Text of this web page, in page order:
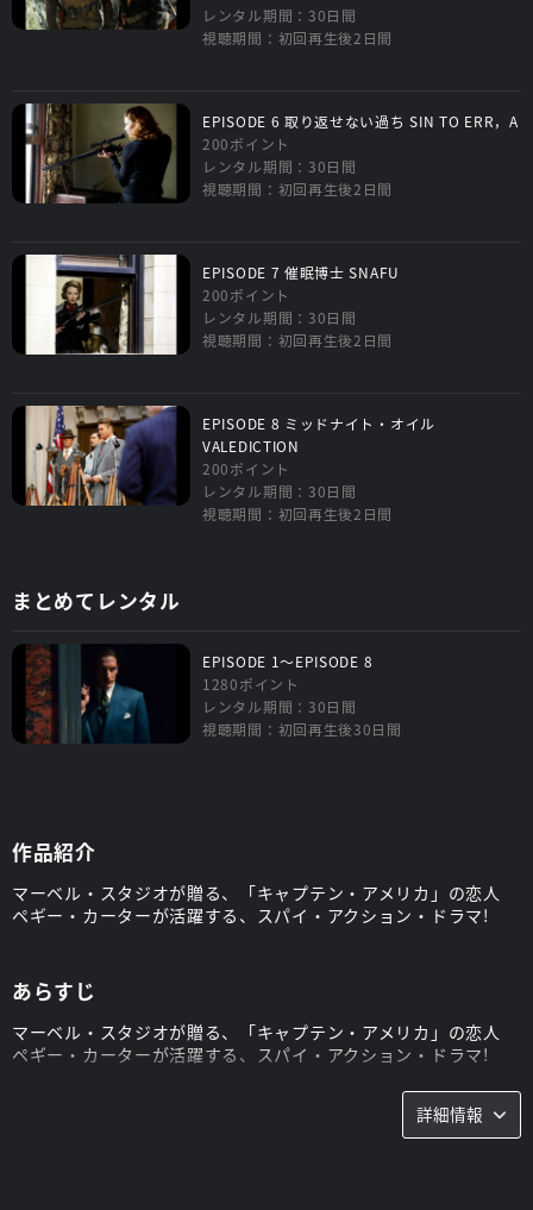
レンタル期間：30日間
視聴期間：初回再生後2日間
EPISODE 6 取り返せない過ち SIN TO ERR，A
200ポイント
レンタル期間：30日間
視聴期間：初回再生後2日間
EPISODE 7 催眠博士 SNAFU
200ポイント
レンタル期間：30日間
視聴期間：初回再生後2日間
EPISODE 8 ミッドナイト・オイル
VALEDICTION
200ポイント
レンタル期間：30日間
視聴期間：初回再生後2日間
まとめてレンタル
EPISODE 1～EPISODE 8
1280ポイント
レンタル期間：30日間
視聴期間：初回再生後30日間
作品紹介
マーベル・スタジオが贈る、「キャプテン・アメリカ」の恋人
ペギー・カーターが活躍する、スパイ・アクション・ドラマ!
あらすじ
マーベル・スタジオが贈る、「キャプテン・アメリカ」の恋人
ペギー・カーターが活躍する、スパイ・アクション・ドラマ!
第二次世界大戦中、ヒドラとの死闘により、キャプテン・アメリ
カは消息を絶った。彼の恋人でもあるエージェントのペギー・カ
ーターは、共に戦い敵を倒したが、最愛の人を失った…。
詳細情報